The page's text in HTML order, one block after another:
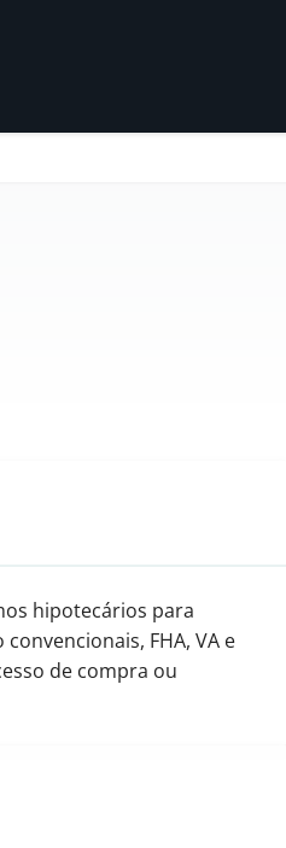
hipotecários para
FHA, VA e
de compra ou